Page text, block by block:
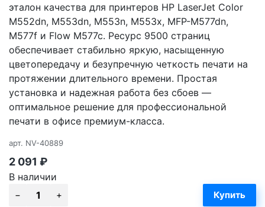
эталон качества для принтеров HP LaserJet Color
M552dn, M553dn, M553n, M553x, MFP-M577dn,
M577f и Flow M577c. Ресурс 9500 страниц
обеспечивает стабильно яркую, насыщенную
цветопередачу и безупречную четкость печати на
протяжении длительного времени. Простая
установка и надежная работа без сбоев —
оптимальное решение для профессиональной
печати в офисе премиум-класса.
арт. NV-40889
2 091 ₽
В наличии